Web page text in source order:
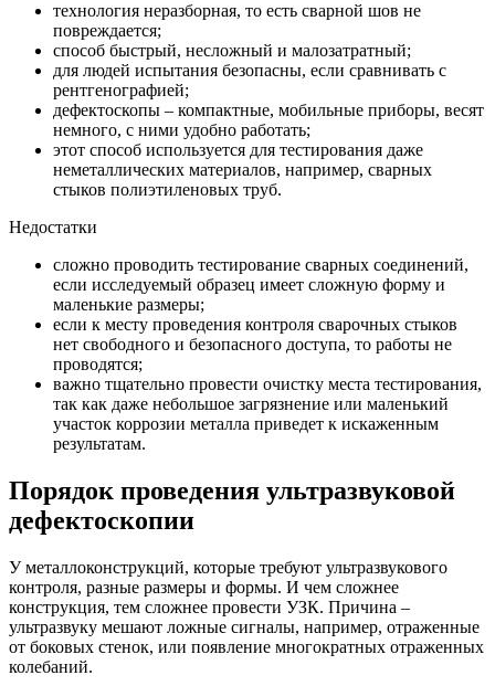
технология неразборная, то есть сварной шов не
повреждается;
способ быстрый, несложный и малозатратный;
для людей испытания безопасны, если сравнивать с
рентгенографией;
дефектоскопы – компактные, мобильные приборы, весят
немного, с ними удобно работать;
этот способ используется для тестирования даже
неметаллических материалов, например, сварных
стыков полиэтиленовых труб.
Недостатки
сложно проводить тестирование сварных соединений,
если исследуемый образец имеет сложную форму и
маленькие размеры;
если к месту проведения контроля сварочных стыков
нет свободного и безопасного доступа, то работы не
проводятся;
важно тщательно провести очистку места тестирования,
так как даже небольшое загрязнение или маленький
участок коррозии металла приведет к искаженным
результатам.
Порядок проведения ультразвуковой
дефектоскопии
У металлоконструкций, которые требуют ультразвукового
контроля, разные размеры и формы. И чем сложнее
конструкция, тем сложнее провести УЗК. Причина –
ультразвуку мешают ложные сигналы, например, отраженные
от боковых стенок, или появление многократных отраженных
колебаний.